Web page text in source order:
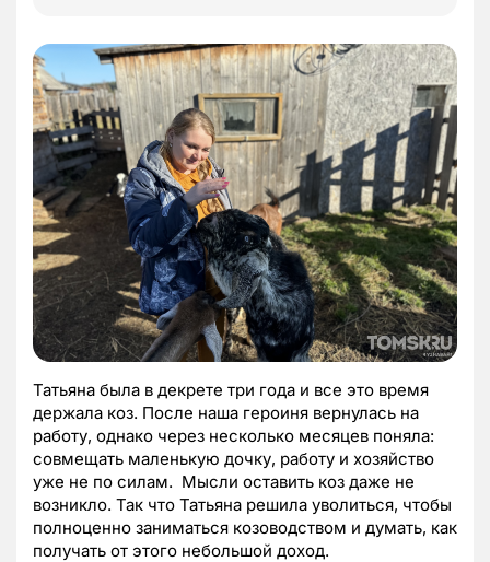
Татьяна была в декрете три года и все это время
держала коз. После наша героиня вернулась на
работу, однако через несколько месяцев поняла:
совмещать маленькую дочку, работу и хозяйство
уже не по силам. Мысли оставить коз даже не
возникло. Так что Татьяна решила уволиться, чтобы
полноценно заниматься козоводством и думать, как
получать от этого небольшой доход.